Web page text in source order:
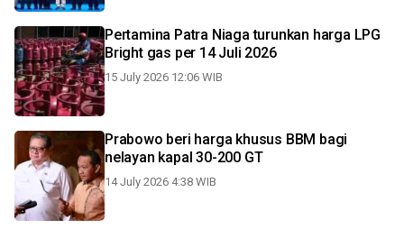
Pertamina Patra Niaga turunkan harga LPG
Bright gas per 14 Juli 2026
15 July 2026 12:06 WIB
Prabowo beri harga khusus BBM bagi
nelayan kapal 30-200 GT
14 July 2026 4:38 WIB